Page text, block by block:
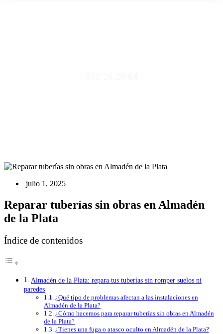
julio 1, 2025
Reparar tuberías sin obras en Almadén
de la Plata
Índice de contenidos
Almadén de la Plata: repara tus tuberías sin romper suelos ni
paredes
¿Qué tipo de problemas afectan a las instalaciones en
Almadén de la Plata?
¿Cómo hacemos para reparar tuberías sin obras en Almadén
de la Plata?
¿Tienes una fuga o atasco oculto en Almadén de la Plata?